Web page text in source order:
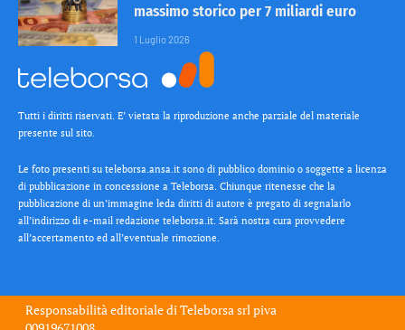
massimo storico per 7 miliardi euro
1 Luglio 2026
Tutti i diritti riservati. E’ vietata la riproduzione anche parziale del materiale
presente sul sito.
Le foto presenti su teleborsa.ansa.it sono di pubblico dominio o soggette a licenza
di pubblicazione in concessione a Teleborsa. Chiunque ritenesse che la
pubblicazione di un’immagine leda diritti di autore è pregato di segnalarlo
all’indirizzo di e-mail redazione teleborsa.it. Sarà nostra cura provvedere
all’accertamento ed all’eventuale rimozione.
Responsabilità editoriale diTeleborsa srl piva